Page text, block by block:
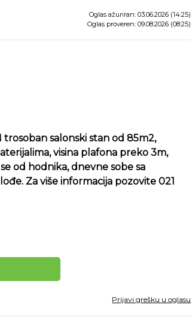
Oglas ažuriran: 03.06.2026 (14:25)
Oglas proveren: 09.08.2026 (08:25)
trosoban salonski stan od 85m2,
visina plafona preko 3m,
od hodnika, dnevne sobe sa
Za više informacija pozovite 021
Prijavi grešku u oglasu